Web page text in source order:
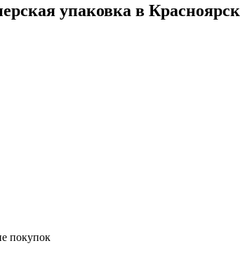
упаковка в Красноярск
покупок